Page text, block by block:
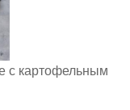
с картофельным